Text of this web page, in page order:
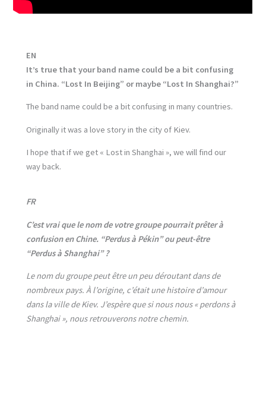
EN
It’s true that your band name could be a bit confusing
in China. “Lost In Beijing” or maybe “Lost In Shanghai?”
The band name could be a bit confusing in many countries.
Originally it was a love story in the city of Kiev.
I hope that if we get « Lost in Shanghai », we will find our
way back.
FR
C’est vrai que le nom de votre groupe pourrait prêter à
confusion en Chine. “Perdus à Pékin” ou peut-être
“Perdus à Shanghai” ?
Le nom du groupe peut être un peu déroutant dans de
nombreux pays. À l’origine, c’était une histoire d’amour
dans la ville de Kiev. J’espère que si nous nous « perdons à
Shanghai », nous retrouverons notre chemin.